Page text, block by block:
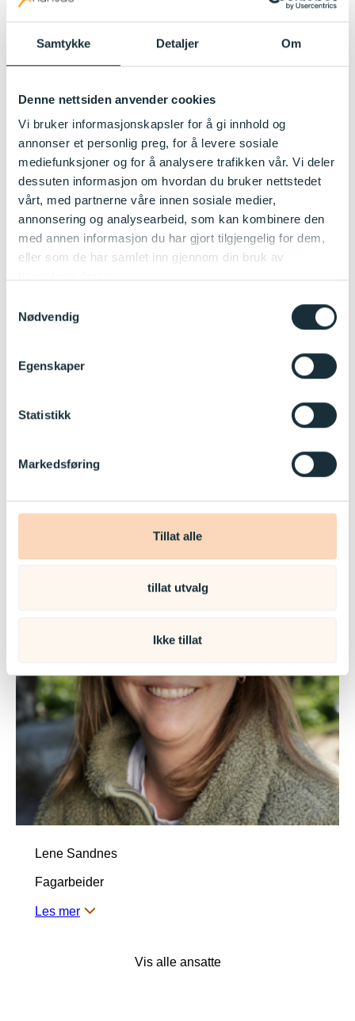
Samtykke Detaljer Om
Denne nettsiden anvender cookies
Vi bruker informasjonskapsler for å gi innhold og
annonser et personlig preg, for å levere sosiale
mediefunksjoner og for å analysere trafikken vår. Vi deler
dessuten informasjon om hvordan du bruker nettstedet
vårt, med partnerne våre innen sosiale medier,
annonsering og analysearbeid, som kan kombinere den
med annen informasjon du har gjort tilgjengelig for dem,
eller som de har samlet inn gjennom din bruk av
Nødvendig
Egenskaper
Statistikk
Markedsføring
Tillat alle
tillat utvalg
Ikke tillat
Pedagogisk medarbeider
Sara Barth
Les mer
Lene Sandnes
Fagarbeider
Les mer
Vis alle ansatte